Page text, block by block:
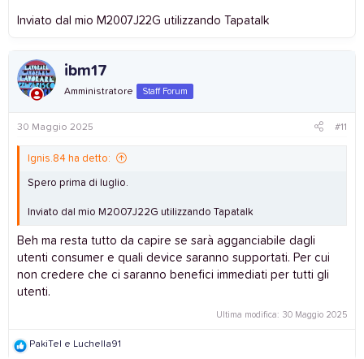
Inviato dal mio M2007J22G utilizzando Tapatalk
ibm17
Amministratore Staff Forum
30 Maggio 2025 #11
Ignis.84 ha detto:
Spero prima di luglio.
Inviato dal mio M2007J22G utilizzando Tapatalk
Beh ma resta tutto da capire se sarà agganciabile dagli
utenti consumer e quali device saranno supportati. Per cui
non credere che ci saranno benefici immediati per tutti gli
utenti.
Ultima modifica: 30 Maggio 2025
R
PakiTel e Luchella91